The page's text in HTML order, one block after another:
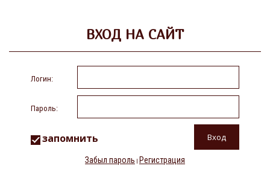
ВХОД НА САЙТ
Логин:
Пароль:
запомнить
Забыл пароль | Регистрация